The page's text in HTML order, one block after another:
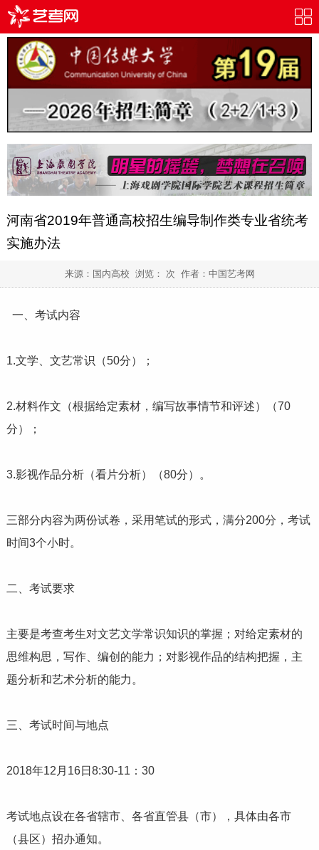
河南省2019年普通高校招生编导制作类专业省统考
实施办法
来源：国内高校 浏览： 次 作者： 中国艺考网
一、考试内容
1.文学、文艺常识（50分）；
2.材料作文（根据给定素材，编写故事情节和评述）（70
分）；
3.影视作品分析（看片分析）（80分）。
三部分内容为两份试卷，采用笔试的形式，满分200分，考试
时间3个小时。
二、考试要求
主要是考查考生对文艺文学常识知识的掌握；对给定素材的
思维构思，写作、编创的能力；对影视作品的结构把握，主
题分析和艺术分析的能力。
三、考试时间与地点
2018年12月16日8:30-11：30
考试地点设在各省辖市、各省直管县（市），具体由各市
（县区）招办通知。